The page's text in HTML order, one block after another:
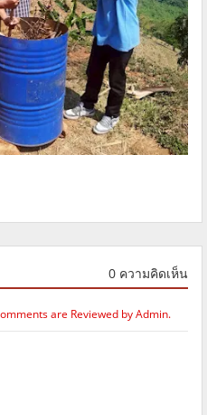
0 ความคิดเห็น
are Reviewed by Admin.